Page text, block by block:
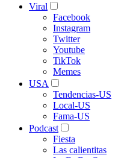
Viral
Facebook
Instagram
Twitter
Youtube
TikTok
Memes
USA
Tendencias-US
Local-US
Fama-US
Podcast
Fiesta
Las calientitas